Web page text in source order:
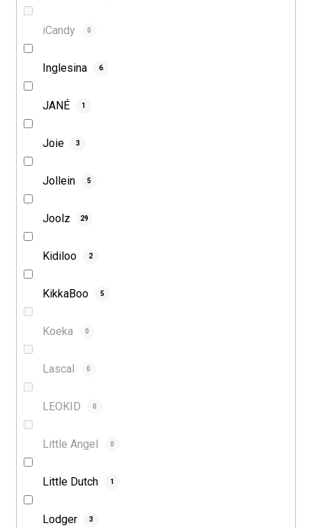
iCandy 0
Inglesina 6
JANÉ 1
Joie 3
Jollein 5
Joolz 29
Kidiloo 2
KikkaBoo 5
Koeka 0
Lascal 0
LEOKID 0
Little Angel 0
Little Dutch 1
Lodger 3